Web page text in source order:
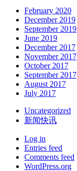
February 2020
December 2019
September 2019
June 2019
December 2017
November 2017
October 2017
September 2017
August 2017
July 2017
Uncategorized
新闻快讯
Log in
Entries feed
Comments feed
WordPress.org